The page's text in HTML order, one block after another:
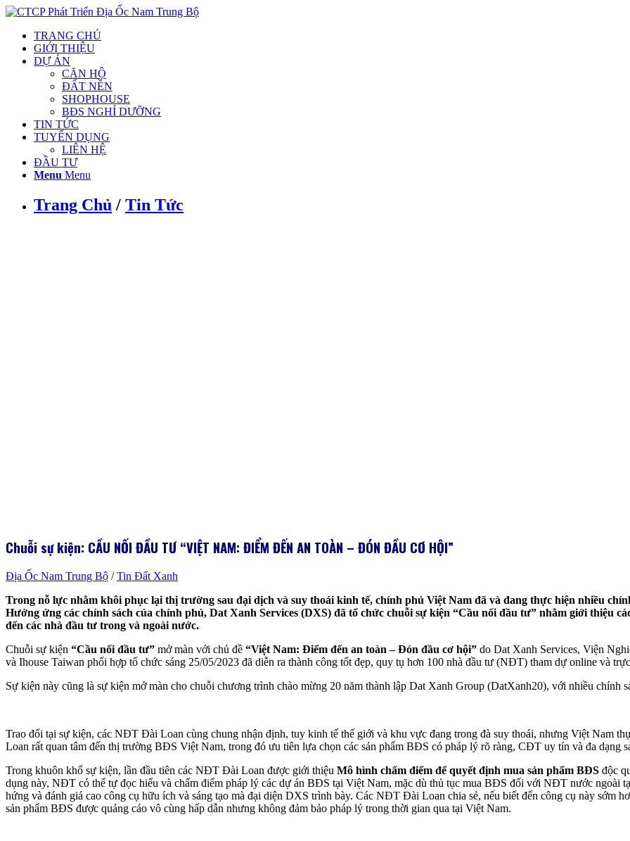
TRANG CHỦ
GIỚI THIỆU
DỰ ÁN
CĂN HỘ
ĐẤT NỀN
SHOPHOUSE
BĐS NGHỈ DƯỠNG
TIN TỨC
TUYỂN DỤNG
LIÊN HỆ
ĐẦU TƯ
Menu Menu
Trang Chủ / Tin Tức
Chuỗi sự kiện: CẦU NỐI ĐẦU TƯ“VIỆT NAM: ĐIỂM ĐẾN AN TOÀN – ĐÓN ĐẦU CƠ HỘI”
Địa Ốc Nam Trung Bộ /Tin Đất Xanh
Trong nỗ lực nhằm khôi phục lại thị trường sau đại dịch và suy thoái kinh tế, chính phủ Việt Nam đã và đang thực hiện nhiều
Hưởng ứng các chính sách của chính phủ, Dat Xanh Services (DXS) đã tổ chức chuỗi sự kiện “Cầu nối đầu tư” nhằm giới thiệu
đến các nhà đầu tư trong và ngoài nước.
Chuỗi sự kiện “Cầu nối đầu tư” mở màn với chủ đề “Việt Nam: Điểm đến an toàn – Đón đầu cơ hội” do Dat Xanh Services, Viện
và Ihouse Taiwan phối hợp tổ chức sáng 25/05/2023 đã diễn ra thành công tốt đẹp, quy tụ hơn 100 nhà đầu tư (NĐT) tham dự online và
Sự kiện này cũng là sự kiện mở màn cho chuỗi chương trình chào mừng 20 năm thành lập Dat Xanh Group (DatXanh20), với nhiều chính
Trao đổi tại sự kiện, các NĐT Đài Loan cùng chung nhận định, tuy kinh tế thế giới và khu vực đang trong đà suy thoái, nhưng Việt Nam
Loan rất quan tâm đến thị trường BĐS Việt Nam, trong đó ưu tiên lựa chọn các sản phẩm BĐS có pháp lý rõ ràng, CĐT uy tín và đa dạng
Trong khuôn khổ sự kiện, lần đầu tiên các NĐT Đài Loan được giới thiệu Mô hình chấm điểm để quyết định mua sản phẩm BĐS độc
dụng này, NĐT có thể tự đọc hiểu và chấm điểm pháp lý các dự án BĐS tại Việt Nam, mặc dù thủ tục mua BĐS đối với NĐT nước ngoài
hứng và đánh giá cao công cụ hữu ích và sáng tạo mà đại diện DXS trình bày. Các NĐT Đài Loan chia sẻ, nếu biết đến công cụ này sớm
sản phẩm BĐS được quảng cáo vô cùng hấp dẫn nhưng không đảm bảo pháp lý trong thời gian qua tại Việt Nam.